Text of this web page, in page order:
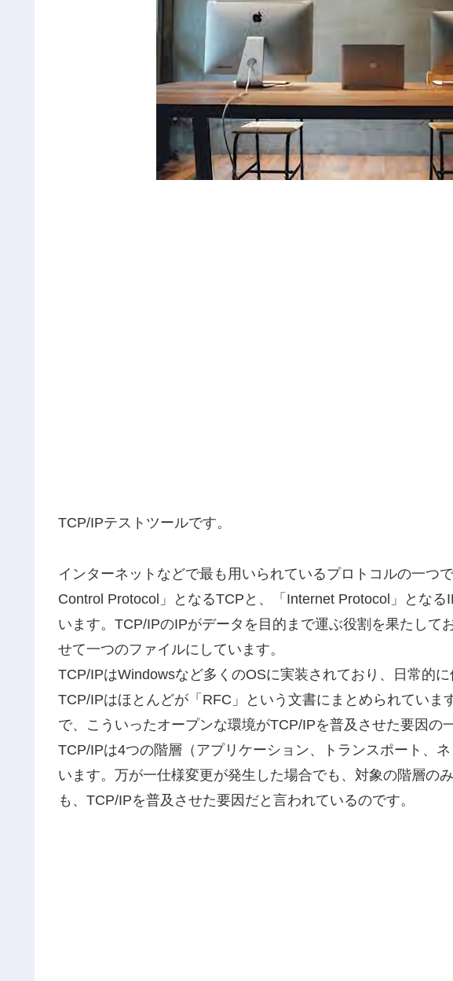
TCP/IPテストツールです。
インターネットなどで最も用いられているプロトコルの一つ
Control Protocol」となるTCPと、「Internet Protocol」とな
います。TCP/IPのIPがデータを目的まで運ぶ役割を果たして
せて一つのファイルにしています。
TCP/IPはWindowsなど多くのOSに実装されており、日常的に
TCP/IPはほとんどが「RFC」という文書にまとめられていま
で、こういったオープンな環境がTCP/IPを普及させた要因の
TCP/IPは4つの階層（アプリケーション、トランスポート、
います。万が一仕様変更が発生した場合でも、対象の階層の
も、TCP/IPを普及させた要因だと言われているのです。